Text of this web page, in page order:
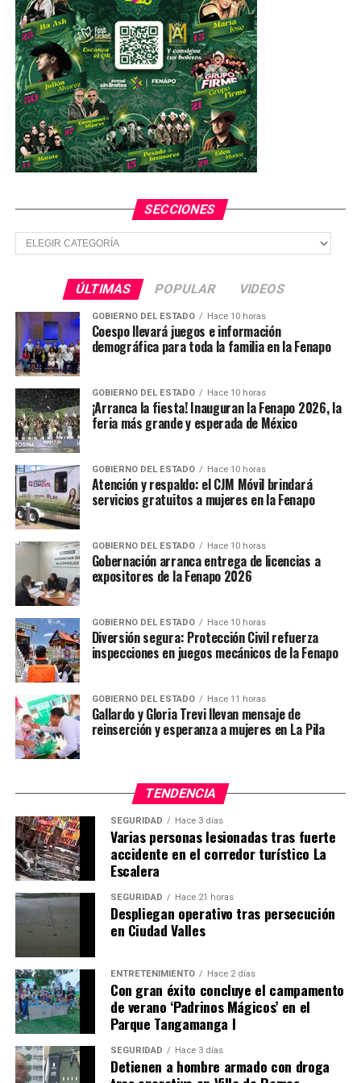
fracturadas
NO TE PIERDAS
SLP con el mayor crecimiento en salarios en México
SECCIONES
Secciones
ÚLTIMAS POPULAR VIDEOS
GOBIERNO DEL ESTADO Hace 10 horas
Coespo llevará juegos e información
demográfica para toda la familia en la Fenapo
GOBIERNO DEL ESTADO Hace 10 horas
¡Arranca la fiesta! Inauguran la Fenapo 2026, la
feria más grande y esperada de México
GOBIERNO DEL ESTADO Hace 10 horas
Atención y respaldo: el CJM Móvil brindará
servicios gratuitos a mujeres en la Fenapo
GOBIERNO DEL ESTADO Hace 10 horas
Gobernación arranca entrega de licencias a
expositores de la Fenapo 2026
GOBIERNO DEL ESTADO Hace 10 horas
Diversión segura: Protección Civil refuerza
inspecciones en juegos mecánicos de la Fenapo
GOBIERNO DEL ESTADO Hace 11 horas
Gallardo y Gloria Trevi llevan mensaje de
reinserción y esperanza a mujeres en La Pila
TENDENCIA
SEGURIDAD Hace 3 días
Varias personas lesionadas tras fuerte
accidente en el corredor turístico La
Escalera
SEGURIDAD Hace 21 horas
Despliegan operativo tras persecución
en Ciudad Valles
ENTRETENIMIENTO Hace 2 días
Con gran éxito concluye el campamento
de verano ‘Padrinos Mágicos’ en el
Parque Tangamanga I
SEGURIDAD Hace 3 días
Detienen a hombre armado con droga